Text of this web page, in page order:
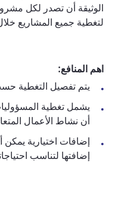
الوثيقة أن تصدر لكل
لتغطية جميع المشاريع
اهم المنافع:
يتم تفصيل التغطية
يشمل تغطية
أن نشاط الأعمال
إضافات اختيارية
إضافتها لتناسب